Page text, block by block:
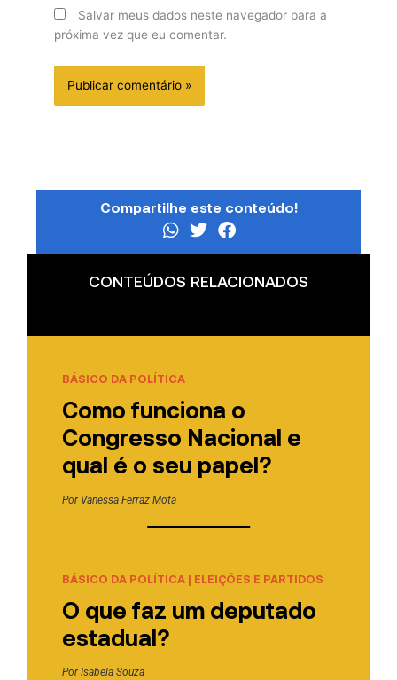
Salvar meus dados neste navegador para a
próxima vez que eu comentar.
Compartilhe este conteúdo!
CONTEÚDOS RELACIONADOS
BÁSICO DA POLÍTICA
Como funciona o
Congresso Nacional e
qual é o seu papel?
Por Vanessa Ferraz Mota
BÁSICO DA POLÍTICA| ELEIÇÕES E PARTIDOS
O que faz um deputado
estadual?
PorIsabela Souza